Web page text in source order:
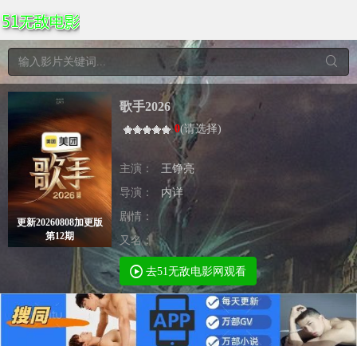
更新20260808加更版
第12期
歌手2026
0(请选择)
主演：
王铮亮
导演：
内详
剧情：
又名：
去51无敌电影网观看